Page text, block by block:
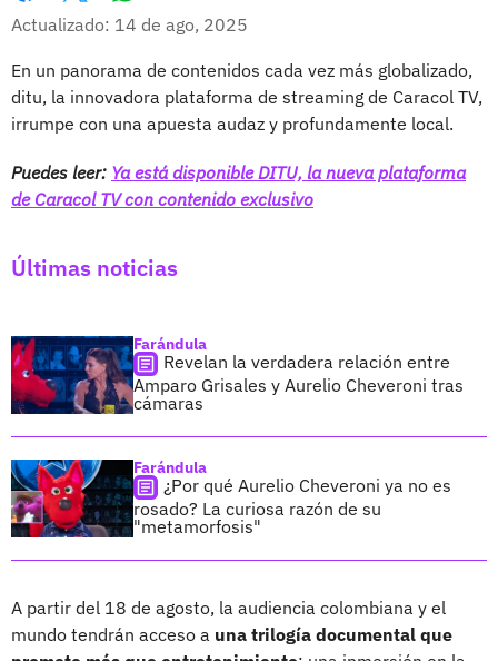
Facebook
X
Actualizado: 14 de ago, 2025
En un panorama de contenidos cada vez más globalizado,
ditu, la innovadora plataforma de streaming de Caracol TV,
irrumpe con una apuesta audaz y profundamente local.
Puedes leer: Ya está disponible DITU, la nueva plataforma
de Caracol TV con contenido exclusivo
Últimas noticias
Farándula
Revelan la verdadera relación entre
Amparo Grisales y Aurelio Cheveroni tras
cámaras
Farándula
¿Por qué Aurelio Cheveroni ya no es
rosado? La curiosa razón de su
"metamorfosis"
A partir del 18 de agosto, la audiencia colombiana y el
mundo tendrán acceso a una trilogía documental que